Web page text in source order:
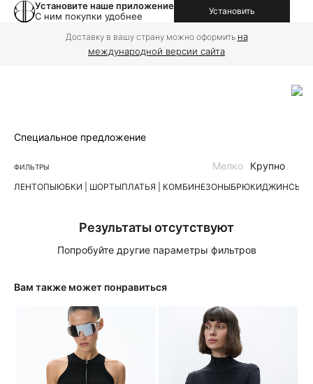
Установите наше приложение
С ним покупки удобнее
Установить
Доставку в вашу страну можно оформить на
международной версии сайта
Специальное предложение
ФИЛЬТРЫ
ЛЕНТОПЫЮБКИ | ШОРТЫПЛАТЬЯ | КОМБИНЕЗОНЫБРЮКИДЖИНСЫ
Мелко Крупно
Результаты отсутствуют
Попробуйте другие параметры фильтров
Вам также может понравиться